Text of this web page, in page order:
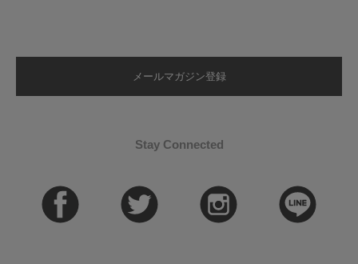
メールマガジン登録
Stay Connected